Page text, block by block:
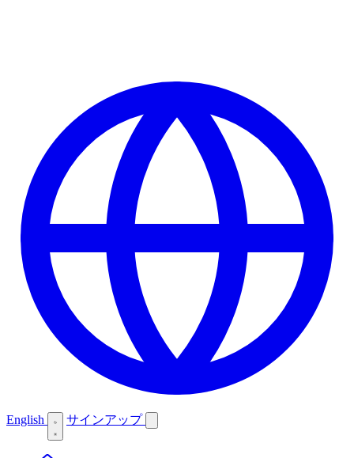
English サインアップ